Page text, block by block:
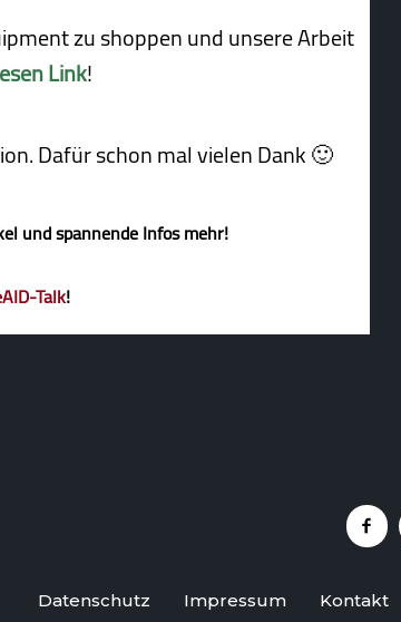
zu shoppen und unsere Arbeit
Link!
Dafür schon mal vielen Dank 🙂
und spannende Infos mehr!
Talk!
Datenschutz Impressum Kontakt